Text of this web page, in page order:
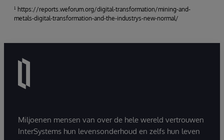
¹ https://reports.weforum.org/digital-transformation/mining-and-
metals-digital-transformation-and-the-industrys-new-normal/
Miljoenen mensen van over de hele wereld vertrouwen
InterSystems hun levensonderhoud en zelfs hun leven